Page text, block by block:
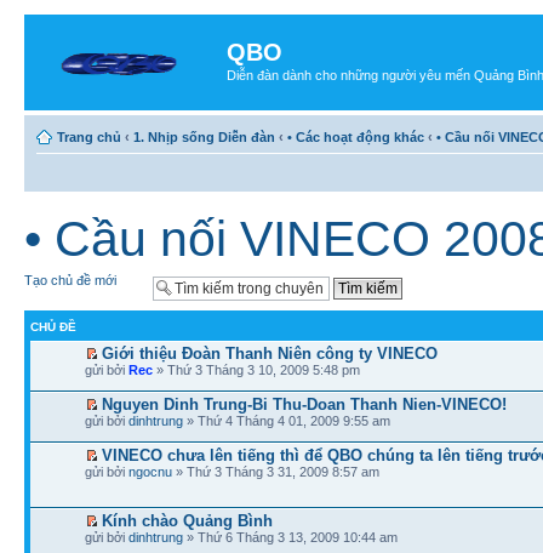
QBO
Diễn đàn dành cho những người yêu mến Quảng Bình
Trang chủ ‹ 1. Nhịp sống Diễn đàn ‹ • Các hoạt động khác ‹ • Cầu nối
• Cầu nối VINECO
Tạo chủ đề mới
CHỦ ĐỀ
Giới thiệu Đoàn Thanh Niên công ty VINECO
gửi bởi Rec » Thứ 3 Tháng 3 10, 2009 5:48 pm
Nguyen Dinh Trung-Bi Thu-Doan Thanh Nien-VINECO!
gửi bởi dinhtrung » Thứ 4 Tháng 4 01, 2009 9:55 am
VINECO chưa lên tiếng thì để QBO chúng ta lên tiếng
gửi bởi ngocnu » Thứ 3 Tháng 3 31, 2009 8:57 am
Kính chào Quảng Bình
gửi bởi dinhtrung » Thứ 6 Tháng 3 13, 2009 10:44 am